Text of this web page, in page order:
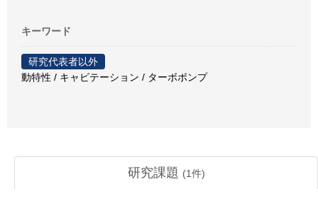
キーワード
研究代表者以外
動特性 / キャビテーション / ターボポンプ
研究課題 (1件)